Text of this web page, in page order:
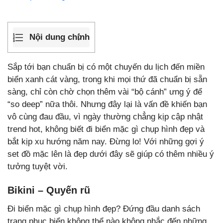
Nội dung chính
Sắp tới bạn chuẩn bị có một chuyến du lịch đến miền
biển xanh cát vàng, trong khi mọi thứ đã chuẩn bị sẵn
sàng, chỉ còn chờ chọn thêm vài “bộ cánh” ưng ý để
“so deep” nữa thôi. Nhưng đây lại là vấn đề khiến bạn
vô cùng đau đầu, vì ngày thường chẳng kịp cập nhật
trend hot, không biết đi biển mặc gì chụp hình đẹp và
bắt kịp xu hướng năm nay. Đừng lo! Với những gợi ý
set đồ mặc lên là đẹp dưới đây sẽ giúp có thêm nhiều ý
tưởng tuyệt vời.
Bikini – Quyến rũ
Đi biển mặc gì chụp hình đẹp? Đứng đầu danh sách